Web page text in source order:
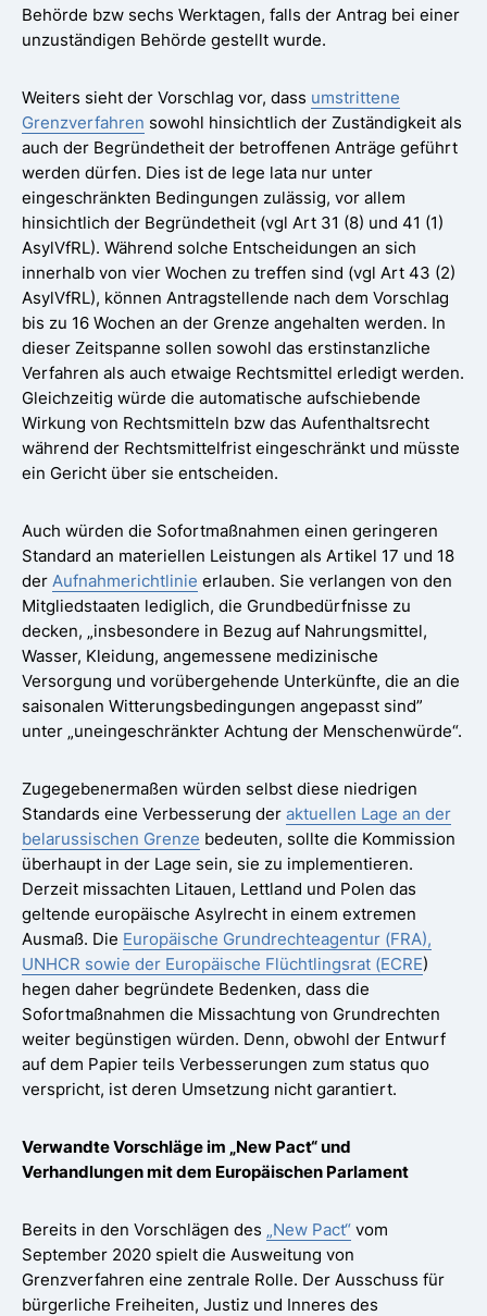
Behörde bzw sechs Werktagen, falls der Antrag bei einer
unzuständigen Behörde gestellt wurde.
Weiters sieht der Vorschlag vor, dass umstrittene
Grenzverfahren sowohl hinsichtlich der Zuständigkeit als
auch der Begründetheit der betroffenen Anträge geführt
werden dürfen. Dies ist de lege lata nur unter
eingeschränkten Bedingungen zulässig, vor allem
hinsichtlich der Begründetheit (vgl Art 31 (8) und 41 (1)
AsylVfRL). Während solche Entscheidungen an sich
innerhalb von vier Wochen zu treffen sind (vgl Art 43 (2)
AsylVfRL), können Antragstellende nach dem Vorschlag
bis zu 16 Wochen an der Grenze angehalten werden. In
dieser Zeitspanne sollen sowohl das erstinstanzliche
Verfahren als auch etwaige Rechtsmittel erledigt werden.
Gleichzeitig würde die automatische aufschiebende
Wirkung von Rechtsmitteln bzw das Aufenthaltsrecht
während der Rechtsmittelfrist eingeschränkt und müsste
ein Gericht über sie entscheiden.
Auch würden die Sofortmaßnahmen einen geringeren
Standard an materiellen Leistungen als Artikel 17 und 18
der Aufnahmerichtlinie erlauben. Sie verlangen von den
Mitgliedstaaten lediglich, die Grundbedürfnisse zu
decken, „insbesondere in Bezug auf Nahrungsmittel,
Wasser, Kleidung, angemessene medizinische
Versorgung und vorübergehende Unterkünfte, die an die
saisonalen Witterungsbedingungen angepasst sind”
unter „uneingeschränkter Achtung der Menschenwürde“.
Zugegebenermaßen würden selbst diese niedrigen
Standards eine Verbesserung der aktuellen Lage an der
belarussischen Grenze bedeuten, sollte die Kommission
überhaupt in der Lage sein, sie zu implementieren.
Derzeit missachten Litauen, Lettland und Polen das
geltende europäische Asylrecht in einem extremen
Ausmaß. Die Europäische Grundrechteagentur (FRA),
UNHCR sowie der Europäische Flüchtlingsrat (ECRE)
hegen daher begründete Bedenken, dass die
Sofortmaßnahmen die Missachtung von Grundrechten
weiter begünstigen würden. Denn, obwohl der Entwurf
auf dem Papier teils Verbesserungen zum status quo
verspricht, ist deren Umsetzung nicht garantiert.
Verwandte Vorschläge im „New Pact“ und
Verhandlungen mit dem Europäischen Parlament
Bereits in den Vorschlägen des „New Pact“ vom
September 2020 spielt die Ausweitung von
Grenzverfahren eine zentrale Rolle. Der Ausschuss für
bürgerliche Freiheiten, Justiz und Inneres des